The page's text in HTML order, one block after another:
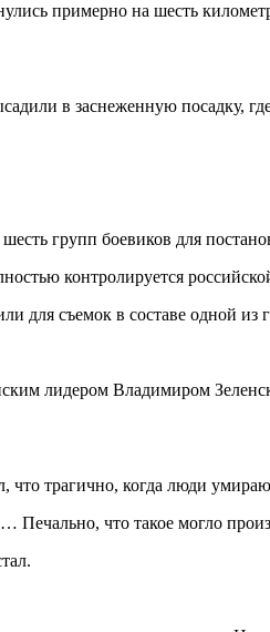
примерно на шесть
в заснеженную посадку,
групп боевиков для
контролируется
для съемок в составе одной из
лидером Владимиром
что трагично, когда люди
что такое могло